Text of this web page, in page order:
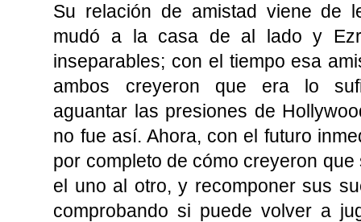
Su relación de amistad viene de
mudó a la casa de al lado y
inseparables; con el tiempo esa
ambos creyeron que era lo
aguantar las presiones de
no fue así. Ahora, con el futuro
por completo de cómo creyeron
el uno al otro, y recomponer sus
comprobando si puede volver a